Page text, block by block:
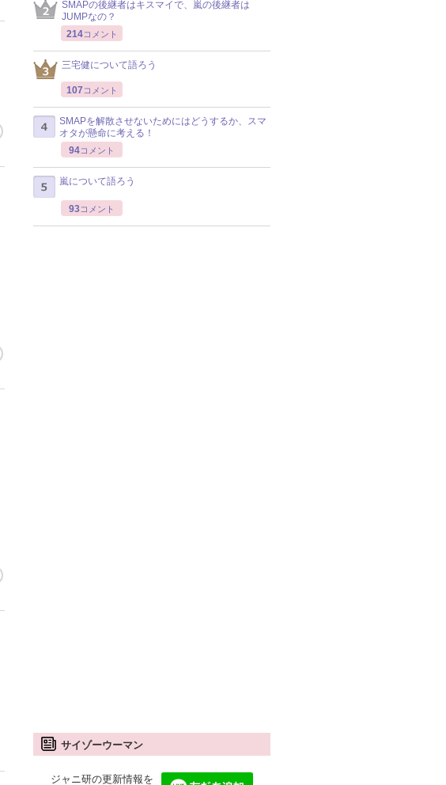
SMAPの後継者はキスマイで、嵐の後継者は
JUMPなの？
214コメント
三宅健について語ろう
107 コメント
SMAPを解散させないためにはどうするか、スマ
オタが懸命に考える！
94コメント
嵐について語ろう
93コメント
サイゾーウーマン
ジャニ研の更新情報を